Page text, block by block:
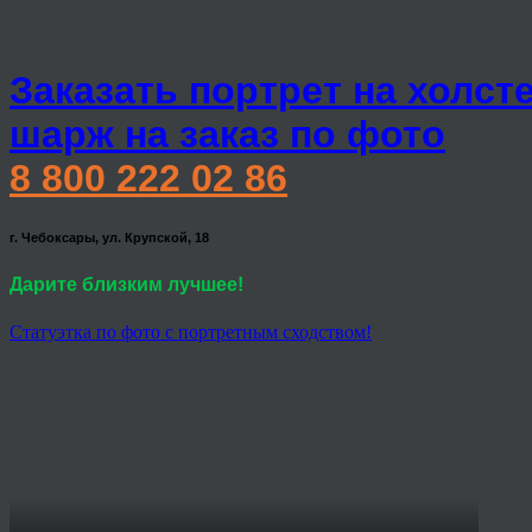
Заказать портрет на
шарж на заказ по фото
8 800 222 02 86
г. Чебоксары, ул. Крупской, 18
Дарите близким лучшее!
Статуэтка по фото с портретным сходством!